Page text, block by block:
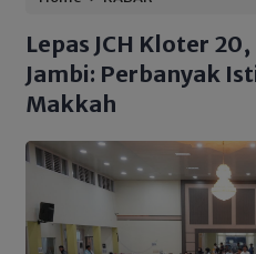
Lepas JCH Kloter
Jambi: Perbanyak
Makkah